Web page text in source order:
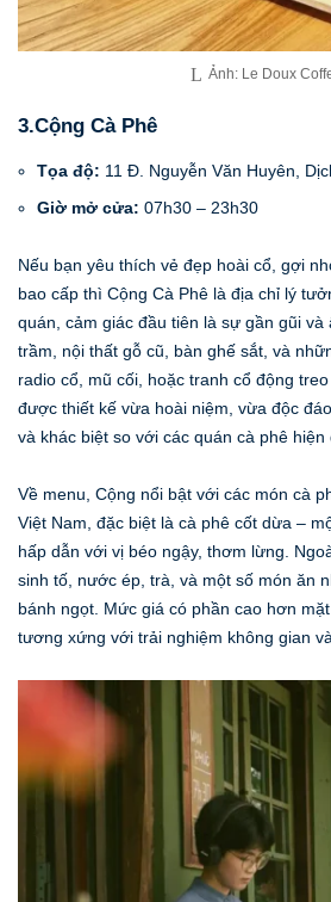
Ảnh: Le Doux
3.Cộng Cà Phê
Tọa độ: 11 Đ. Nguyễn Văn Huyên,
Giờ mở cửa: 07h30 – 23h30
Nếu bạn yêu thích vẻ đẹp hoài cổ, gợi
bao cấp thì Cộng Cà Phê là địa chỉ lý
quán, cảm giác đầu tiên là sự gần gũi và
trầm, nội thất gỗ cũ, bàn ghế sắt, và
radio cổ, mũ cối, hoặc tranh cổ động
được thiết kế vừa hoài niệm, vừa độc
và khác biệt so với các quán cà phê hiện
Về menu, Cộng nổi bật với các món cà
Việt Nam, đặc biệt là cà phê cốt dừa –
hấp dẫn với vị béo ngậy, thơm lừng.
sinh tố, nước ép, trà, và một số món ăn
bánh ngọt. Mức giá có phần cao hơn
tương xứng với trải nghiệm không gian